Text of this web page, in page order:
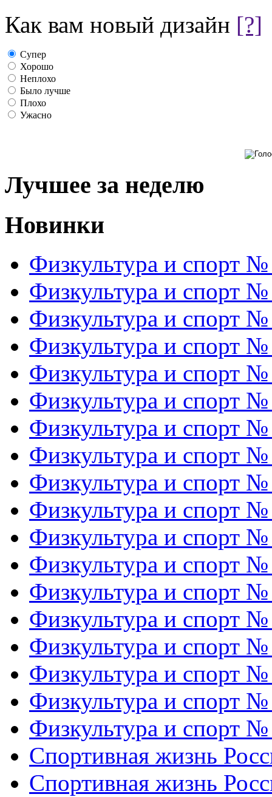
Как вам новый дизайн [?]
Супер
Хорошо
Неплохо
Было лучше
Плохо
Ужасно
Лучшее за неделю
Новинки
Физкультура и спорт
Физкультура и спорт
Физкультура и спорт
Физкультура и спорт
Физкультура и спорт
Физкультура и спорт
Физкультура и спорт
Физкультура и спорт
Физкультура и спорт
Физкультура и спорт
Физкультура и спорт
Физкультура и спорт
Физкультура и спорт
Физкультура и спорт
Физкультура и спорт
Физкультура и спорт
Физкультура и спорт
Физкультура и спорт
Спортивная жизнь
Спортивная жизнь